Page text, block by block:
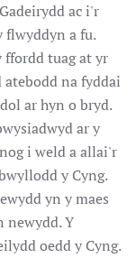
ac i'r
flwyddyn a fu.
ffordd tuag at yr
na fyddai
ar hyn o bryd.
ar y
i weld a allai'r
y Cyng.
yn y maes
newydd. Y
oedd y Cyng.